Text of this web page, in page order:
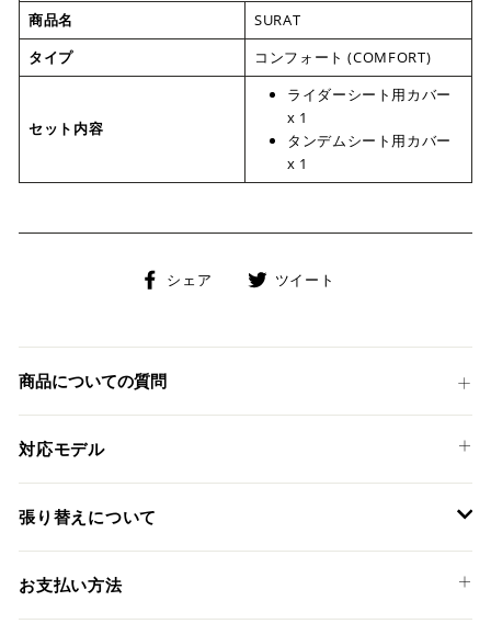
商品名
SURAT
タイプ
コンフォート (COMFORT)
セット内容
ライダーシート用カバー
x 1
タンデムシート用カバー
x 1
シェア
Facebook
ェ
る
ツイート
稿
商品についての質問
対応モデル
SUZUKI
V-STROM 1050 '20-24
張り替えについて
装着には専門知識のあるディーラーやショップでの作業を推
を承っております。
お支払い方法